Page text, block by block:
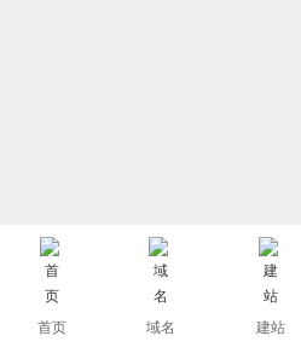
首页 域名
建站